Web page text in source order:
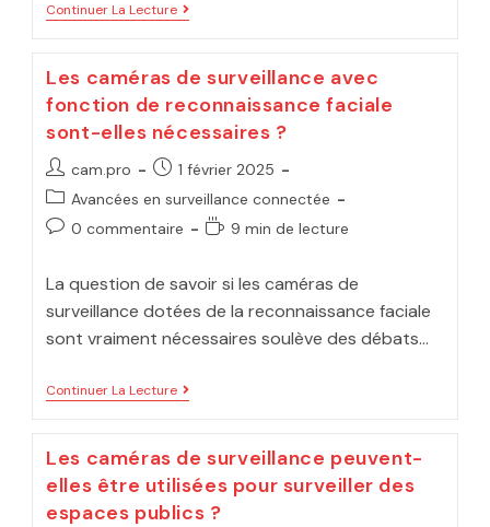
Continuer La Lecture
Les caméras de surveillance avec
fonction de reconnaissance faciale
sont-elles nécessaires ?
cam.pro
1 février 2025
Avancées en surveillance connectée
0 commentaire
9 min de lecture
La question de savoir si les caméras de
surveillance dotées de la reconnaissance faciale
sont vraiment nécessaires soulève des débats…
Continuer La Lecture
Les caméras de surveillance peuvent-
elles être utilisées pour surveiller des
espaces publics ?